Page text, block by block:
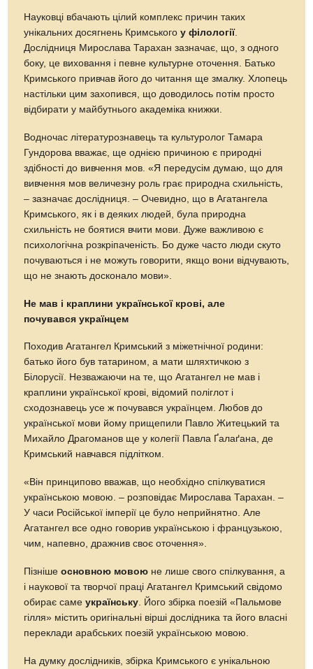
Науковці вбачають цілий комплекс причин таких
унікальних досягнень Кримськогоу філології.
Дослідниця Мирослава Тарахан зазначає, що, з одного
боку, це виховання і певне культурне оточення. Батько
Кримського привчав його до читання ще змалку. Хлопець
настільки цим захопився, що доводилось потім просто
відбирати у майбутнього академіка книжки.
Водночас літературознавець та культуролог Тамара
Гундорова вважає, ще однією причиною є природні
здібності до вивчення мов. «Я передусім думаю, що для
вивчення мов величезну роль грає природна схильність,
– зазначає дослідниця. – Очевидно, що в Агатангела
Кримського, як і в деяких людей, була природна
схильність не боятися вчити мови. Дуже важливою є
психологічна розкріпаченість. Бо дуже часто люди скуто
почуваються і не можуть говорити, якщо вони відчувають,
що не знають досконало мови».
Не мав і краплини української крові, але
почувався українцем
Походив Агатангел Кримський з міжетнічної родини:
батько його був татарином, а мати шляхтичкою з
Білорусії. Незважаючи на те, що Агатангел не мав і
краплини української крові, відомий поліглот і
сходознавець усе ж почувався українцем. Любов до
української мови йому прищепили Павло Житецький та
Михайло Драгоманов ще у колегії Павла Ґалаґана, де
Кримський навчався підлітком.
«Він принципово вважав, що необхідно спілкуватися
українською мовою. – розповідає Мирослава Тарахан. –
У часи Російської імперії це було неприйнятно. Але
Агатангел все одно говорив українською і французькою,
чим, напевно, дражнив своє оточення».
Пізнішеосновною мовою не лише свого спілкування, а
і наукової та творчої праці Агатангел Кримський свідомо
обирає самеукраїнську. Його збірка поезій «Пальмове
гілля» містить оригінальні вірші дослідника та його власні
переклади арабських поезій українською мовою.
На думку дослідників, збірка Кримського є унікальною